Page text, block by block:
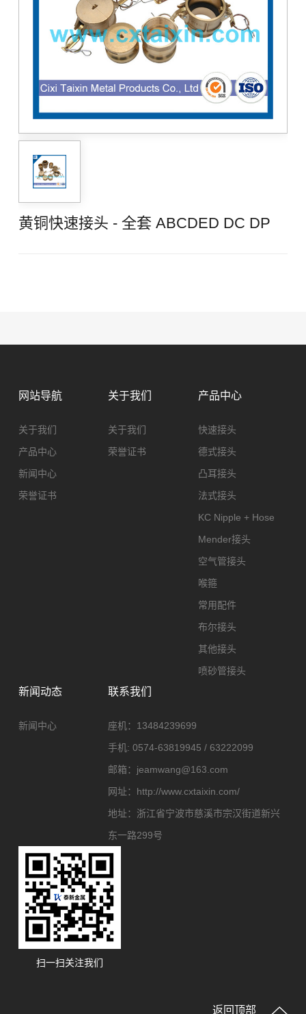
黄铜快速接头 - 全套 ABCDED DC DP
网站导航
关于我们
产品中心
新闻中心
荣誉证书
关于我们
关于我们
荣誉证书
产品中心
快速接头
德式接头
凸耳接头
法式接头
KC Nipple + Hose
Mender接头
空气管接头
喉箍
常用配件
布尔接头
其他接头
喷砂管接头
新闻动态
新闻中心
联系我们
座机： 13484239699
手机:0574-63819945 / 63222099
邮箱： jeamwang@163.com
网址： http://www.cxtaixin.com/
地址： 浙江省宁波市慈溪市宗汉街道新兴
东一路299号
扫一扫关注我们
返回顶部